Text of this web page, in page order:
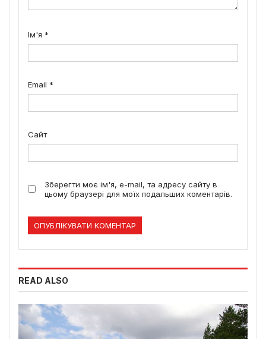
Ім'я *
Email *
Сайт
Зберегти моє ім'я, e-mail, та адресу сайту в
цьому браузері для моїх подальших коментарів.
READ ALSO